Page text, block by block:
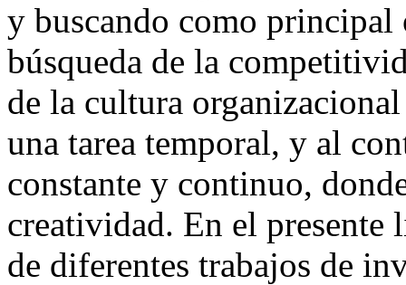
y buscando como
búsqueda de la
de la cultura
una tarea temporal, y al
constante y continuo,
creatividad. En el presente
de diferentes trabajos de